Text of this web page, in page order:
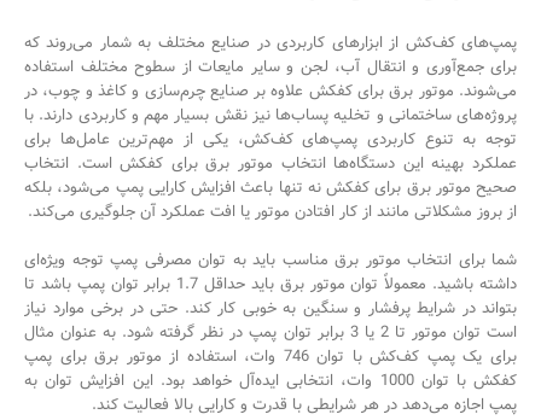
پمپ‌های کف‌کش از ابزارهای کاربردی در صنایع مختلف به شمار می‌روند که
برای جمع‌آوری و انتقال آب، لجن و سایر مایعات از سطوح مختلف استفاده
می‌شوند. موتور برق برای کفکش علاوه بر صنایع چرم‌سازی و کاغذ و چوب، در
پروژه‌های ساختمانی و تخلیه پساب‌ها نیز نقش بسیار مهم و کاربردی دارند. با
توجه به تنوع کاربردی پمپ‌های کف‌کش، یکی از مهم‌ترین عامل‌‌ها برای
عملکرد بهینه این دستگاه‌ها انتخاب موتور برق برای کفکش است. انتخاب
صحیح موتور برق برای کفکش نه تنها باعث افزایش کارایی پمپ می‌شود، بلکه
از بروز مشکلاتی مانند از کار افتادن موتور یا افت عملکرد آن جلوگیری می‌کند.
شما برای انتخاب موتور برق مناسب باید به توان مصرفی پمپ توجه ویژه‌ای
داشته باشید. معمولاً توان موتور برق باید حداقل 1.7 برابر توان پمپ باشد تا
بتواند در شرایط پرفشار و سنگین به خوبی کار کند. حتی در برخی موارد نیاز
است توان موتور تا 2 یا 3 برابر توان پمپ در نظر گرفته شود. به عنوان مثال
برای یک پمپ کف‌کش با توان 746 وات، استفاده از موتور برق برای پمپ
کفکش با توان 1000 وات، انتخابی ایده‌آل خواهد بود. این افزایش توان به
پمپ اجازه می‌دهد در هر شرایطی با قدرت و کارایی بالا فعالیت کند.